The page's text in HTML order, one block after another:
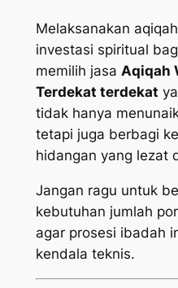
Melaksanakan
investasi spiritual
memilih jasa Aqiqah
Terdekat terdekat
tidak hanya
tetapi juga berbagi
hidangan yang lezat
Jangan ragu untuk
kebutuhan jumlah
agar prosesi ibadah
kendala teknis.